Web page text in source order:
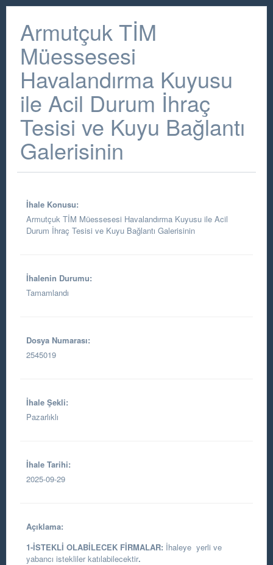
Armutçuk TİM
Müessesesi
Havalandırma Kuyusu
ile Acil Durum İhraç
Tesisi ve Kuyu Bağlantı
Galerisinin
İhale Konusu:
Armutçuk TİM Müessesesi Havalandırma Kuyusu ile Acil
Durum İhraç Tesisi ve Kuyu Bağlantı Galerisinin
İhalenin Durumu:
Tamamlandı
Dosya Numarası:
2545019
İhale Şekli:
Pazarlıklı
İhale Tarihi:
2025-09-29
Açıklama:
1-İSTEKLİ OLABİLECEK FİRMALAR: İhaleye yerli ve
yabancı istekliler katılabilecektir.